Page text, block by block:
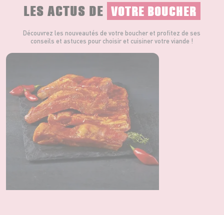
LES ACTUS DE VOTRE BOUCHER
Découvrez les nouveautés de votre boucher et profitez de ses
conseils et astuces pour choisir et cuisiner votre viande !